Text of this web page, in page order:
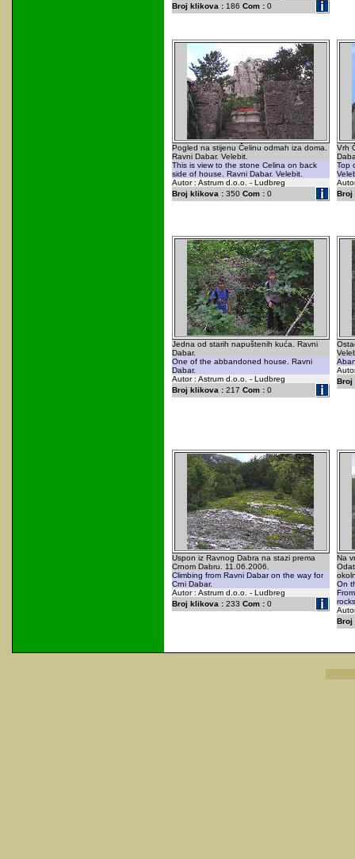
Broj klikova :186 Com :0
Pogled na stijenu Čelinu odmah iza doma.
Ravni Dabar. Velebit.
This is view to the stone Celina on back
side of house. Ravni Dabar. Velebit.
Autor : Astrum d.o.o. - Ludbreg
Broj klikova :350 Com :0
Vrh
Top
Broj
Jedna od starih napuštenih kuća. Ravni
Dabar.
One of the abbandoned house. Ravni
Dabar.
Autor : Astrum d.o.o. - Ludbreg
Broj klikova :217 Com :0
Broj
Uspon iz Ravnog Dabra na stazi prema
Crnom Dabru. 11.06.2006.
Climbing from Ravni Dabar on the way for
Crni Dabar.
Autor : Astrum d.o.o. - Ludbreg
Broj klikova :233 Com :0
Na
On
Broj